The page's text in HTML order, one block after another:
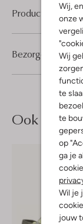
Wij,
onze
Wij
te
te
op
ga je
Wil je
jouw
Product informatie
Bezorgen &
Ook iets